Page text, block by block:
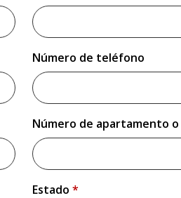
Número de teléfono
Número de apartamento
Estado *